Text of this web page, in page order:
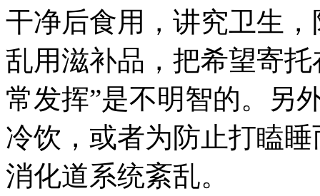
干净后食用，讲究卫生
乱用滋补品，把希望寄
常发挥”是不明智的。另
冷饮，或者为防止打瞌
消化道系统紊乱。